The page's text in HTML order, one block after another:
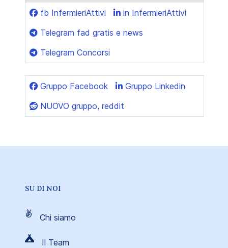
fb InfermieriAttivi
in InfermieriAttivi
Telegram fad gratis e news
Telegram Concorsi
Gruppo Facebook
Gruppo Linkedin
NUOVO gruppo, reddit
SU DI NOI
Chi siamo
Il Team